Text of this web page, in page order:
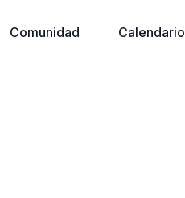
Comunidad Calendario